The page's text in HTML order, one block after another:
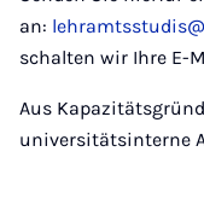
an:
schalten wir Ihre E-
Aus
universitätsinterne